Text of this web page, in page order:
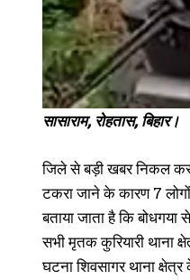
सासाराम, रोहतास, बिहार।
जिले से बड़ी खबर निकल कर
टकरा जाने के कारण 7
बताया जाता है कि
सभी मृतक कुरियारी थाना
घटना शिवसागर थाना